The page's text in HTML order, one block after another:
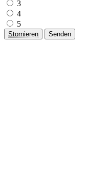
3
4
5
Stornieren Senden